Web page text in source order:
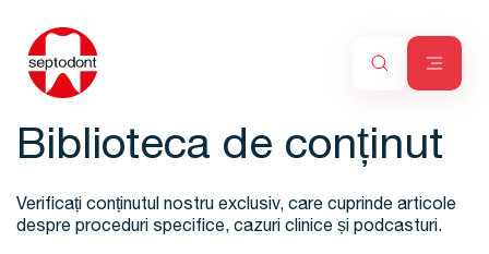
Biblioteca de conținut
Verificați conținutul nostru exclusiv, care cuprinde articole
despre proceduri specifice, cazuri clinice și podcasturi.